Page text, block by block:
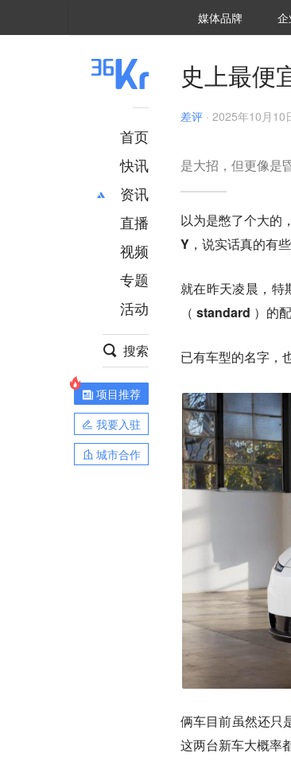
媒体品牌
首页
快讯
资讯
推荐
财经
项目推荐
安徽
直播
视频
专题
活动
搜索
项目推荐
我要入驻
城市合作
史上最便
差评 · 2025年10月10
是大招，但更像是
以为是憋了个大的
Y ，说实话真的有
就在昨天凌晨，特
（ standard ） 的
已有车型的名字，
俩车目前虽然还只
这两台新车大概率